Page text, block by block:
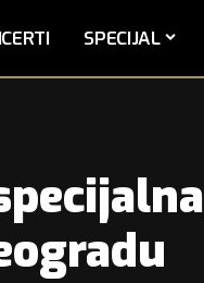
SPECIJAL